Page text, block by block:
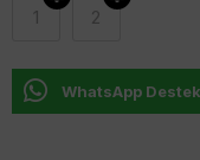
1 2
WhatsApp Destek